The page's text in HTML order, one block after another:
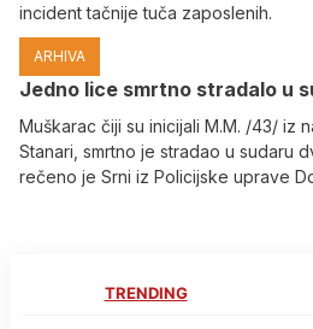
incident tačnije tuča zaposlenih.
ARHIVA
Јedno lice smrtno stradalo u
Muškarac čiji su inicijali M.M. /43/ iz
Stanari, smrtno je stradao u sudaru
rečeno je Srni iz Policijske uprave
TRENDING